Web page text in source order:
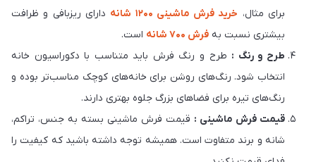
برای مثال، خرید فرش ماشینی 1200 شانه
دارای ریزبافی و ظرافت
بیشتری نسبت به فرش ۷۰۰ شانه
است.
طرح و رنگ : طرح و رنگ فرش باید متناسب با دکوراسیون خانه
انتخاب شود. رنگ‌های روشن برای خانه‌های کوچک مناسب‌تر بوده و
رنگ‌های تیره برای فضاهای بزرگ جلوه بهتری دارند.
قیمت فرش ماشینی : قیمت فرش ماشینی بسته به جنس، تراکم،
شانه و برند متفاوت است. همیشه توجه داشته باشید که کیفیت را